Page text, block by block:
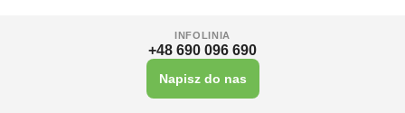
INFOLINIA
+48 690 096 690
Napisz do nas